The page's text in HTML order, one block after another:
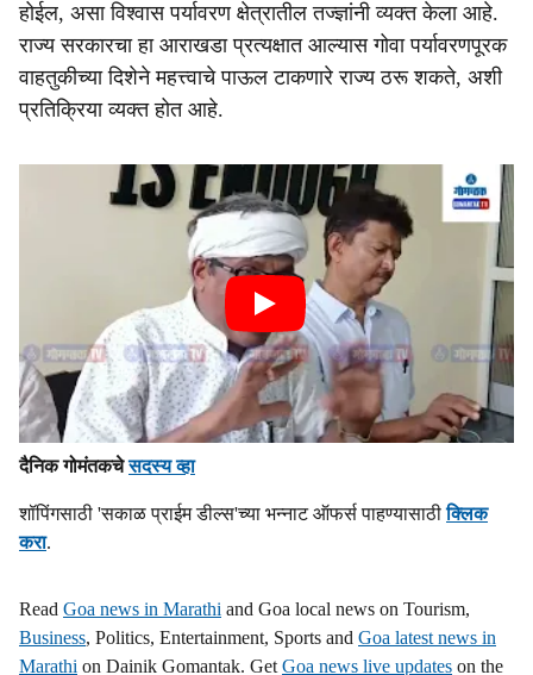
होईल, असा विश्वास पर्यावरण क्षेत्रातील तज्ज्ञांनी व्यक्त केला आहे.
राज्य सरकारचा हा आराखडा प्रत्यक्षात आल्यास गोवा पर्यावरणपूरक
वाहतुकीच्या दिशेने महत्त्वाचे पाऊल टाकणारे राज्य ठरू शकते, अशी
प्रतिक्रिया व्यक्त होत आहे.
दैनिक गोमंतकचेसदस्य व्हा
शॉपिंगसाठी 'सकाळ प्राईम डील्स'च्या भन्नाट ऑफर्स पाहण्यासाठीक्लिक
करा.
Read Goa news in Marathi and Goa local news on Tourism,
Business, Politics, Entertainment, Sports and Goa latest news in
Marathi on Dainik Gomantak. Get Goa news live updates on the